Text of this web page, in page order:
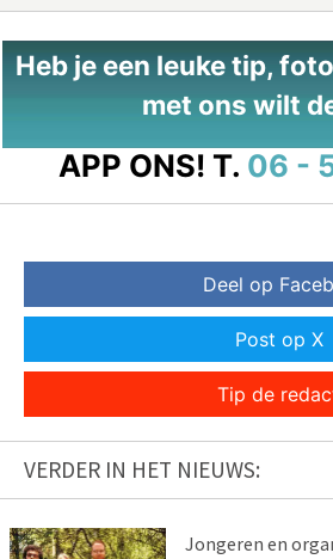
Heb je een leuke tip,
met ons wilt
APP ONS! T. 06 -
Deel op
Post op X
Tip de
VERDER IN HET NIEUWS:
Jongeren en